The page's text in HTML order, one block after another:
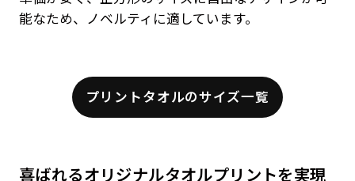
能なため、ノベルティに適しています。
プリントタオルのサイズ一覧
喜ばれるオリジナルタオルプリントを実現